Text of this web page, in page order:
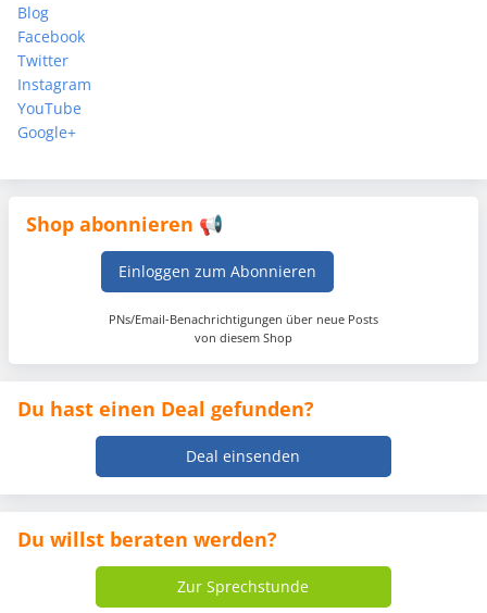
Blog
Facebook
Twitter
Instagram
YouTube
Google+
Shop abonnieren 📢
Einloggen zum Abonnieren
PNs/Email-Benachrichtigungen über neue Posts
von diesem Shop
Du hast einen Deal gefunden?
Deal einsenden
Du willst beraten werden?
Zur Sprechstunde